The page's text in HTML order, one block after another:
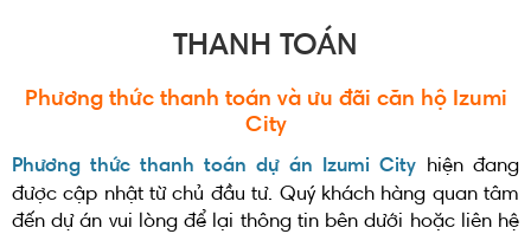
THANH TOÁN
Phương thức thanh toán và ưu đãi căn hộ Izumi
City
Phương thức thanh toán dự án Izumi City
hiện đang
được cập nhật từ chủ đầu tư. Quý khách hàng quan tâm
đến dự án vui lòng để lại thông tin bên dưới hoặc liên hệ